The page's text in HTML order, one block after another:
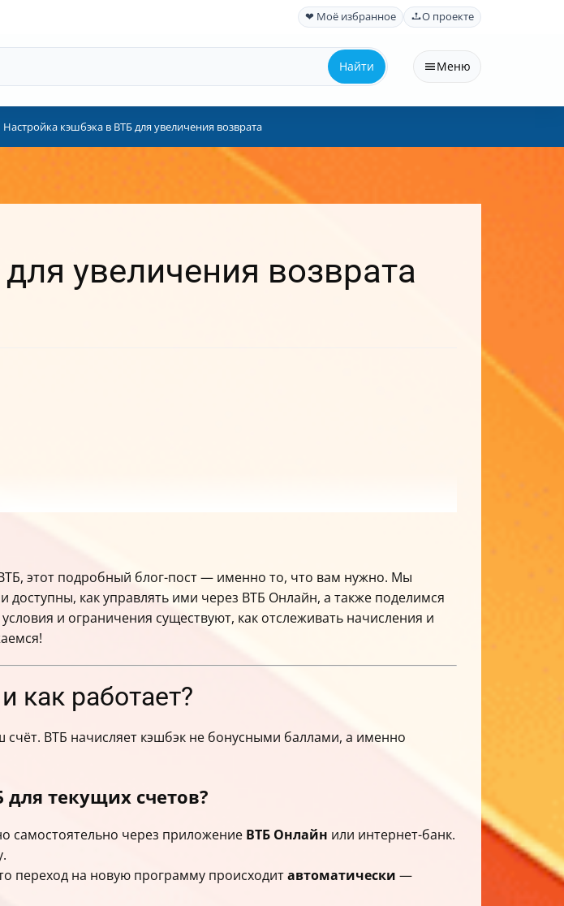
❤ Моё избранное О проекте
Найти Меню
Настройка кэшбэка в ВТБ для увеличения возврата
увеличения возврата
этот подробный блог-пост — именно то, что вам нужно. Мы
доступны, как управлять ими через ВТБ Онлайн, а также поделимся
и ограничения существуют, как отслеживать начисления и
как работает?
ВТБ начисляет кэшбэк не бонусными баллами, а именно
текущих счетов?
самостоятельно через приложение ВТБ Онлайн или интернет-банк.
переход на новую программу происходитавтоматически —